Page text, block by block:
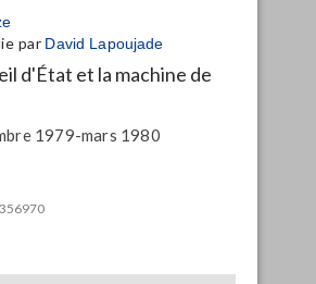
par David Lapoujade
d'État et la machine de
1979-mars 1980